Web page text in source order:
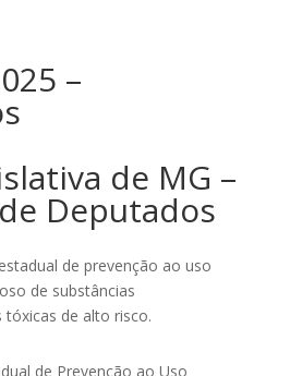
–
de MG –
Deputados
de prevenção ao uso
de substâncias
tóxicas de alto risco.
de Prevenção ao Uso